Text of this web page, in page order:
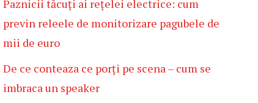
Paznicii tăcuți ai rețelei electrice: cum
previn releele de monitorizare pagubele de
mii de euro
De ce conteaza ce porți pe scena – cum se
imbraca un speaker